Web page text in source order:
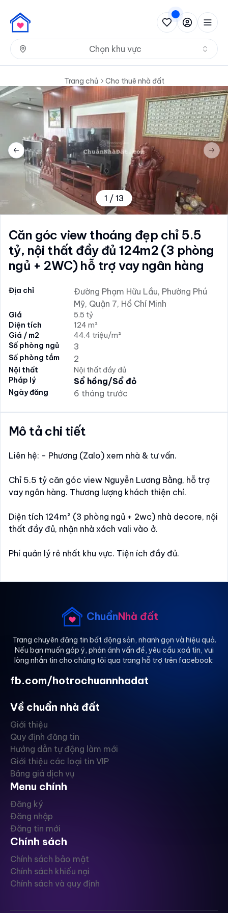
Chọn khu vực
Trang chủ Cho thuê nhà đất
Previous slide
1 / 13
Căn góc view thoáng đẹp chỉ 5.5
tỷ, nội thất đầy đủ 124m2 (3 phòng
ngủ + 2WC) hỗ trợ vay ngân hàng
Địa chỉ
Đường Phạm Hữu Lầu, Phường Phú
Mỹ, Quận 7, Hồ Chí Minh
Giá
5.5 tỷ
Diện tích
124 m²
Giá / m2
44.4 triệu/m²
Số phòng ngủ
3
Số phòng tắm 2
Nội thất
Nội thất đầy đủ
Pháp lý
Sổ hồng/Sổ đỏ
Ngày đăng 6 tháng trước
Mô tả chi tiết
Liên hệ: - Phương (Zalo) xem nhà & tư vấn.
Chỉ 5.5 tỷ căn góc view Nguyễn Lương Bằng, hỗ trợ
vay ngân hàng. Thương lượng khách thiện chí.
Diện tích 124m² (3 phòng ngủ + 2wc) nhà decore, nội
thất đầy đủ, nhận nhà xách vali vào ở.
Phí quản lý rẻ nhất khu vực. Tiện ích đầy đủ.
- Căn hộ Belleza, Phạm Hữu Lầu Quận 7 (P. Tân Mỹ,
ChuẩnNhà đất
Trang chuyên đăng tin bất động sản, nhanh gọn và hiệu quả.
Nếu bạn muốn góp ý, phản ánh vấn đề, yêu cầu xoá tin, vui
lòng nhắn tin cho chúng tôi qua trang hỗ trợ trên facebook:
fb.com/hotrochuannhadat
Về chuẩn nhà đất
Giới thiệu
Quy định đăng tin
Hướng dẫn tự động làm mới
Giới thiệu các loại tin VIP
Bảng giá dịch vụ
Menu chính
Đăng ký
Đăng nhập
Đăng tin mới
Chính sách
Chính sách bảo mật
Chính sách khiếu nại
Chính sách và quy định